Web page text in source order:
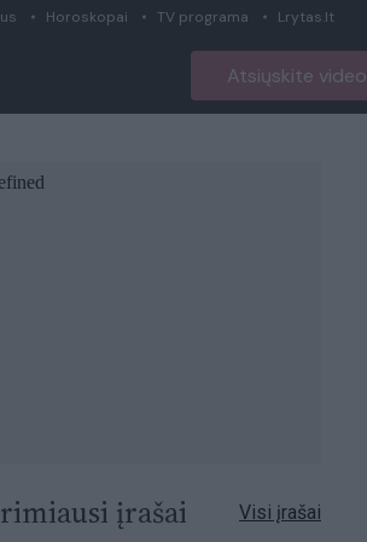
Horoskopai TV programa Lrytas.lt
Atsiųskite video
įrašai Visi įrašai